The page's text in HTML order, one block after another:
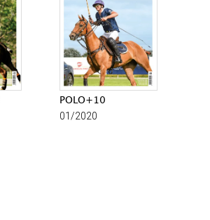
POLO+10
01/2020